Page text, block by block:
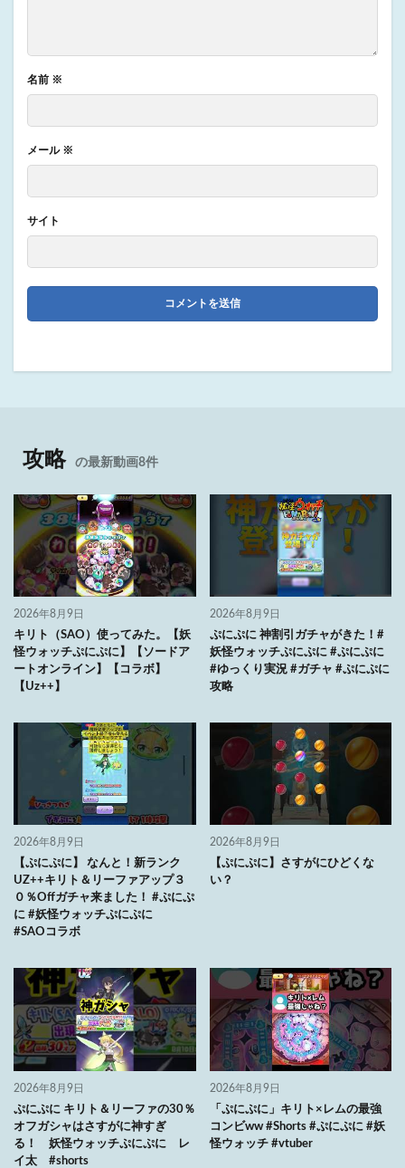
名前 ※
メール ※
サイト
攻略 の最新動画8件
2026年8月9日
キリト（SAO）使ってみた。【妖
怪ウォッチぷにぷに】【ソードア
ートオンライン】【コラボ】
【Uz++】
2026年8月9日
ぷにぷに 神割引ガチャがきた！#
妖怪ウォッチぷにぷに #ぷにぷに
#ゆっくり実況 #ガチャ #ぷにぷに
攻略
2026年8月9日
【ぷにぷに】 なんと！新ランク
UZ++キリト＆リーファアップ３
０％Offガチャ来ました！ #ぷにぷ
に #妖怪ウォッチぷにぷに
#SAOコラボ
2026年8月9日
【ぷにぷに】さすがにひどくな
い？
2026年8月9日
ぷにぷに キリト＆リーファの30％
オフガシャはさすがに神すぎ
る！ 妖怪ウォッチぷにぷに レ
イ太 #shorts
2026年8月9日
「ぷにぷに」キリト×レムの最強
コンビww #Shorts #ぷにぷに #妖
怪ウォッチ #vtuber